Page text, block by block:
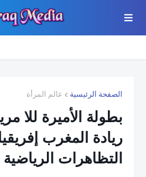
الصفحة الرئيسية عالم المرأة
بطولة الأميرة للا
ريادة المغرب
التظاهرات الرياضية